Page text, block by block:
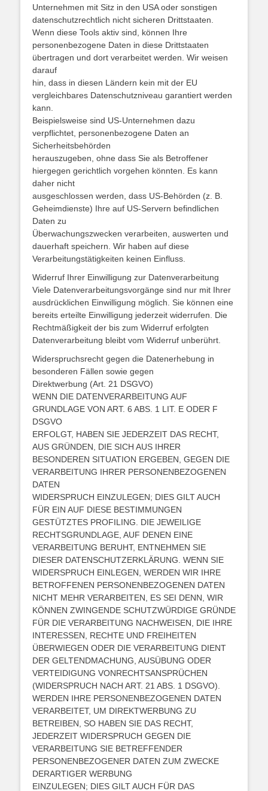
Unternehmen mit Sitz in den USA oder sonstigen
datenschutzrechtlich nicht sicheren Drittstaaten.
Wenn diese Tools aktiv sind, können Ihre
personenbezogene Daten in diese Drittstaaten
übertragen und dort verarbeitet werden. Wir weisen
darauf
hin, dass in diesen Ländern kein mit der EU
vergleichbares Datenschutzniveau garantiert werden
kann.
Beispielsweise sind US-Unternehmen dazu
verpflichtet, personenbezogene Daten an
Sicherheitsbehörden
herauszugeben, ohne dass Sie als Betroffener
hiergegen gerichtlich vorgehen könnten. Es kann
daher nicht
ausgeschlossen werden, dass US-Behörden (z. B.
Geheimdienste) Ihre auf US-Servern befindlichen
Daten zu
Überwachungszwecken verarbeiten, auswerten und
dauerhaft speichern. Wir haben auf diese
Verarbeitungstätigkeiten keinen Einfluss.
Widerruf Ihrer Einwilligung zur Datenverarbeitung
Viele Datenverarbeitungsvorgänge sind nur mit Ihrer
ausdrücklichen Einwilligung möglich. Sie können eine
bereits erteilte Einwilligung jederzeit widerrufen. Die
Rechtmäßigkeit der bis zum Widerruf erfolgten
Datenverarbeitung bleibt vom Widerruf unberührt.
Widerspruchsrecht gegen die Datenerhebung in
besonderen Fällen sowie gegen
Direktwerbung (Art. 21 DSGVO)
WENN DIE DATENVERARBEITUNG AUF
GRUNDLAGE VON ART. 6 ABS. 1 LIT. E ODER F
DSGVO
ERFOLGT, HABEN SIE JEDERZEIT DAS RECHT,
AUS GRÜNDEN, DIE SICH AUS IHRER
BESONDEREN SITUATION ERGEBEN, GEGEN DIE
VERARBEITUNG IHRER PERSONENBEZOGENEN
DATEN
WIDERSPRUCH EINZULEGEN; DIES GILT AUCH
FÜR EIN AUF DIESE BESTIMMUNGEN
GESTÜTZTES PROFILING. DIE JEWEILIGE
RECHTSGRUNDLAGE, AUF DENEN EINE
VERARBEITUNG BERUHT, ENTNEHMEN SIE
DIESER DATENSCHUTZERKLÄRUNG. WENN SIE
WIDERSPRUCH EINLEGEN, WERDEN WIR IHRE
BETROFFENEN PERSONENBEZOGENEN DATEN
NICHT MEHR VERARBEITEN, ES SEI DENN, WIR
KÖNNEN ZWINGENDE SCHUTZWÜRDIGE GRÜNDE
FÜR DIE VERARBEITUNG NACHWEISEN, DIE IHRE
INTERESSEN, RECHTE UND FREIHEITEN
ÜBERWIEGEN ODER DIE VERARBEITUNG DIENT
DER GELTENDMACHUNG, AUSÜBUNG ODER
VERTEIDIGUNG VONRECHTSANSPRÜCHEN
(WIDERSPRUCH NACH ART. 21 ABS. 1 DSGVO).
WERDEN IHRE PERSONENBEZOGENEN DATEN
VERARBEITET, UM DIREKTWERBUNG ZU
BETREIBEN, SO HABEN SIE DAS RECHT,
JEDERZEIT WIDERSPRUCH GEGEN DIE
VERARBEITUNG SIE BETREFFENDER
PERSONENBEZOGENER DATEN ZUM ZWECKE
DERARTIGER WERBUNG
EINZULEGEN; DIES GILT AUCH FÜR DAS